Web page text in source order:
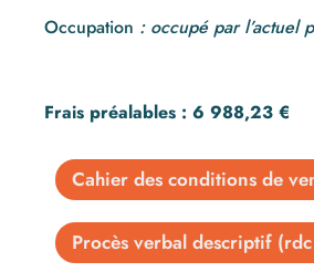
Occupation : occupé par l’actuel
Frais préalables : 6 988,23 €
Cahier des conditions de
Procès verbal descriptif